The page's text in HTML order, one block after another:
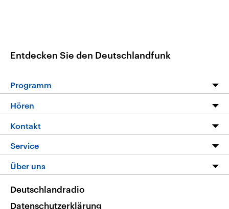
Entdecken Sie den Deutschlandfunk
Programm
Die Nachrichten
Nachrichtenleicht
Neue Beiträge auf dlf.de
Hören
Livestream
Podcasts
Deutschlandfunk App
Nachrichten App
Frequenzen
Kontakt
Hörerservice
Service
FAQ
Veranstaltungen
Über uns
Deutschlandradio
Datenschutzerklärung